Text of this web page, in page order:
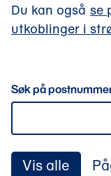
Du kan også se
utkoblinger i
Søk på
Vis alle